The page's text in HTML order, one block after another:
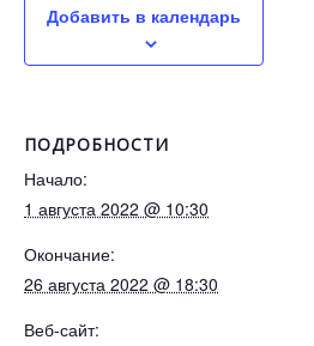
Добавить в календарь
ПОДРОБНОСТИ
Начало:
1 августа 2022 @ 10:30
Окончание:
26 августа 2022 @ 18:30
Веб-сайт: